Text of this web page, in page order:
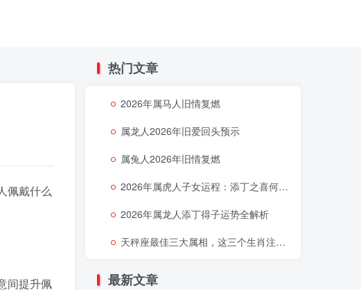
佩戴什么
间提升佩
热门文章
2026年属马人旧情复燃
属龙人2026年旧爱回头预示
属兔人2026年旧情复燃
2026年属虎人子女运程：添丁之喜何时降临
2026年属龙人添丁得子运势全解析
天秤座最佳三大属相，这三个生肖注定让天秤座好运连连
最新文章